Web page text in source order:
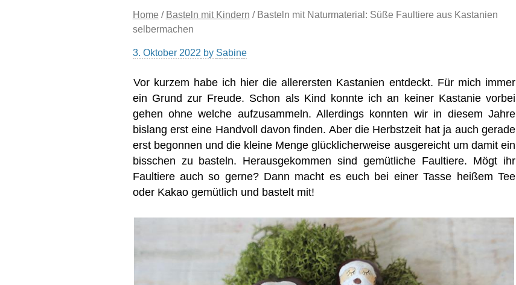
Home / Basteln mit Kindern / Basteln mit Naturmaterial: Süße Faultiere aus Kastanien
selbermachen
3. Oktober 2022 by Sabine
Vor kurzem habe ich hier die allerersten Kastanien entdeckt. Für mich immer
ein Grund zur Freude. Schon als Kind konnte ich an keiner Kastanie vorbei
gehen ohne welche aufzusammeln. Allerdings konnten wir in diesem Jahre
bislang erst eine Handvoll davon finden. Aber die Herbstzeit hat ja auch gerade
erst begonnen und die kleine Menge glücklicherweise ausgereicht um damit ein
bisschen zu basteln. Herausgekommen sind gemütliche Faultiere. Mögt ihr
Faultiere auch so gerne? Dann macht es euch bei einer Tasse heißem Tee
oder Kakao gemütlich und bastelt mit!